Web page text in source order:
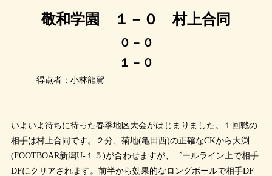
敬和学園 １－０ 村上合同
０－０
１－０
得点者：小林龍駕
いよいよ待ちに待った春季地区大会がはじまりました。１回戦の
相手は村上合同です。２分、菊地(亀田西)の正確なCKから大渕
(FOOTBOAR新潟U-１５)が合わせますが、ゴールライン上で相手
DFにクリアされます。前半から効果的なロングボールで相手DF